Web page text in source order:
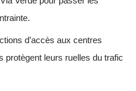
d’accès aux centres
protègent leurs ruelles du trafic